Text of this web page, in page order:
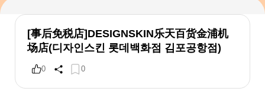
[事后免税店]DESIGNSKIN乐天百货金浦机
场店(디자인스킨 롯데백화점 김포공항점)
0 0